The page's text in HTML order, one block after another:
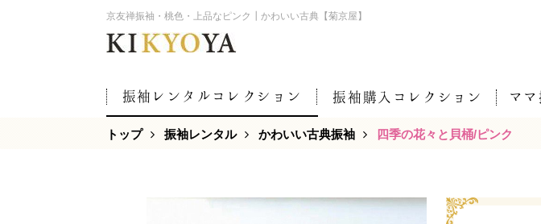
京友禅振袖・桃色・上品なピンク┃かわいい古典【菊京屋】
振袖レンタルコレクション 振袖購入コレクション マ
トップ 振袖レンタル かわいい古典振袖 四季の花々と貝桶/ピンク